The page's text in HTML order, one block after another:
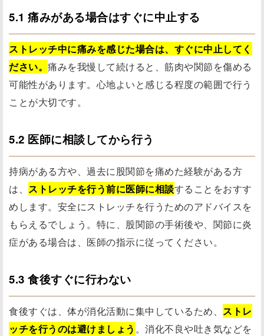
5.1 痛みがある場合はすぐに中止する
ストレッチ中に痛みを感じた場合は、すぐに中止してく
ださい。 痛みを我慢して続けると、筋肉や関節を傷める
可能性があります。心地よいと感じる程度の範囲で行う
ことが大切です。
5.2 医師に相談してから行う
持病がある方や、過去に股関節を痛めた経験がある方
は、 ストレッチを行う前に医師に相談することをおすす
めします。安全にストレッチを行うためのアドバイスを
もらえるでしょう。特に、股関節の手術後や、関節に炎
症がある場合は、医師の指示に従ってください。
5.3 食後すぐに行わない
食後すぐは、体が消化活動に集中しているため、 ストレ
ッチを行うのは避けましょう 。消化不良や吐き気などを